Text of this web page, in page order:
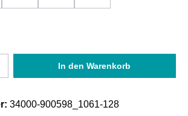
Gib den gewünschten
In den Warenkorb
34000-900598_1061-128